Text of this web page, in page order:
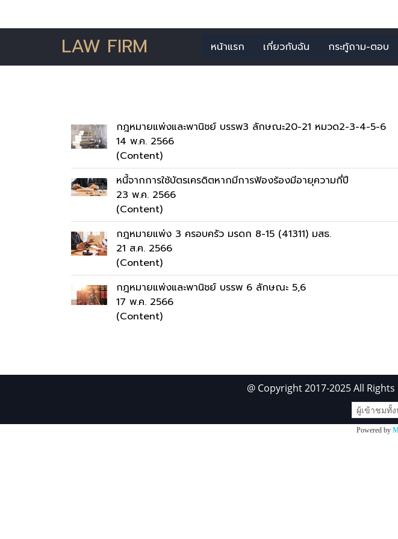
LAW FIRM หน้าแรก เกี่ยวกับฉัน กระทู้ถาม-ตอบ
กฎหมายแพ่งและพานิชย์ บรรพ3 ลักษณะ20-21 หมวด2-3-4-5-6
14 พ.ค. 2566
(Content)
หนี้จากการใช้บัตรเครดิตหากมีการฟ้องร้องมีอายุความกี่ปี
23 พ.ค. 2566
(Content)
กฎหมายแพ่ง 3 ครอบครัว มรดก 8-15 (41311) มสธ.
21 ส.ค. 2566
(Content)
กฎหมายแพ่งและพานิชย์ บรรพ 6 ลักษณะ 5,6
17 พ.ค. 2566
(Content)
@ Copyright 2017-2025 All
ผู้เข้าชมทั้
Powered by